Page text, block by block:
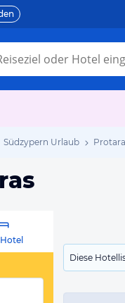
Südzypern Urlaub
Diese